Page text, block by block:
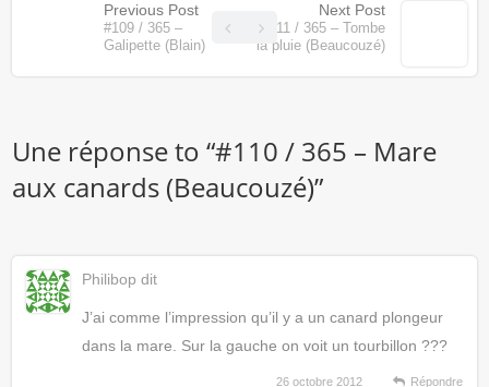
Previous Post
#109 / 365 –
Galipette (Blain)
Next Post
#111 / 365 – Tombe
la pluie (Beaucouzé)
Une réponse to “#110 / 365 – Mare
aux canards (Beaucouzé)”
Philibop dit
J’ai comme l’impression qu’il y a un canard plongeur
dans la mare. Sur la gauche on voit un tourbillon ???
26 octobre 2012 Répondre